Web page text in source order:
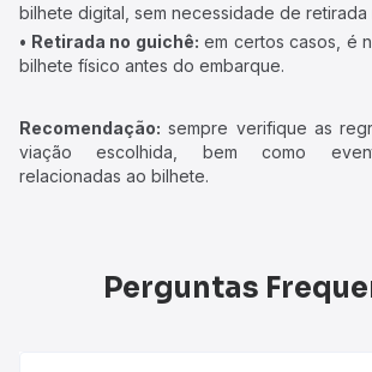
bilhete digital, sem necessidade de retirada
• Retirada no guichê: em certos casos, é
bilhete físico antes do embarque.
Recomendação: sempre verifique as
viação escolhida, bem como
relacionadas ao bilhete.
Perguntas